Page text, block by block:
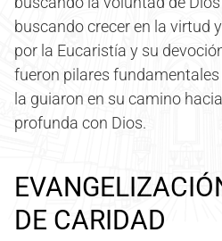
buscando crecer en la virtud
por la Eucaristía y su
fueron pilares
la guiaron en su camino
profunda con Dios.
DE CARIDAD